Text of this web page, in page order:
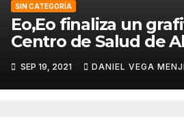
SIN CATEGORÍA
Eo,Eo finaliza un
Centro de Salud de
de la Torre.
SEP 19, 2021 DANIEL VEGA